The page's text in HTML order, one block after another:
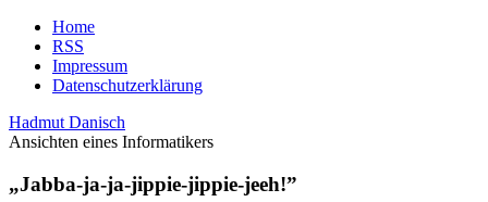
Home
RSS
Impressum
Datenschutzerklärung
Hadmut Danisch
Ansichten eines Informatikers
„Jabba-ja-ja-jippie-jippie-jeeh!”